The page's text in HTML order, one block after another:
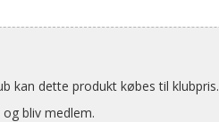
kan dette produkt købes til klubpris.
bliv medlem.